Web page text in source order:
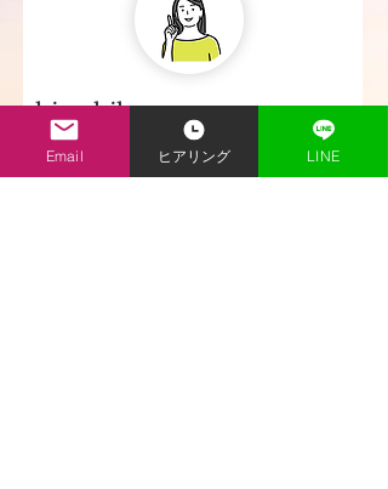
hisashihoraya
Kirakuyaさまには、本当にお世話
Email ヒアリング LINE